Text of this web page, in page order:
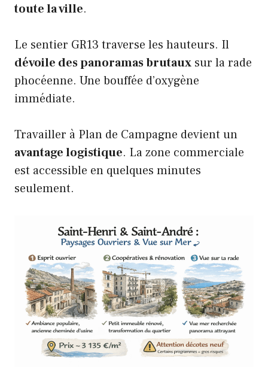
toute la ville.
Le sentier GR13 traverse les hauteurs. Il
dévoile des panoramas brutaux sur la rade
phocéenne. Une bouffée d’oxygène
immédiate.
Travailler à Plan de Campagne devient un
avantage logistique. La zone commerciale
est accessible en quelques minutes
seulement.